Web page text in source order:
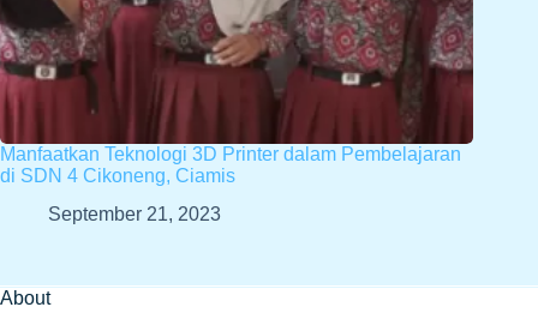
Manfaatkan Teknologi 3D Printer dalam Pembelajaran
di SDN 4 Cikoneng, Ciamis
September 21, 2023
About